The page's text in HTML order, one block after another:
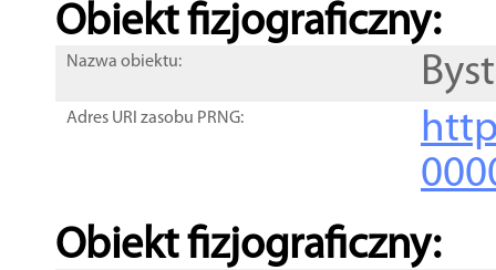
Obiekt fizjograficzny:
Nazwa obiektu:
Adres URI zasobu PRNG:
Obiekt fizjograficzny: